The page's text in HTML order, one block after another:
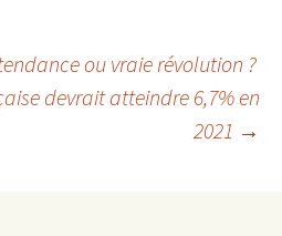
ou vraie révolution ?
devrait atteindre 6,7% en
2021 →